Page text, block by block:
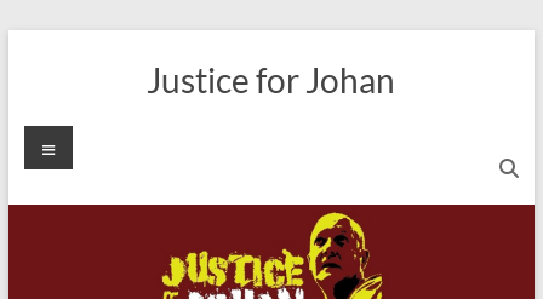
Justice for Johan
Menu